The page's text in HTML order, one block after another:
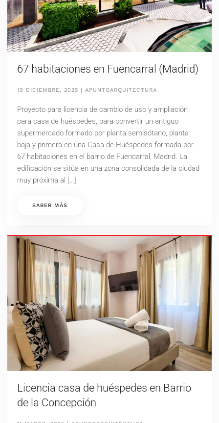
67 habitaciones en Fuencarral (Madrid)
19 DICIEMBRE, 2025 | APUNTOARQUITECTURA
Proyecto para licencia de cambio de uso y ampliación
para casa de huéspedes, para convertir un antiguo
supermercado formado por planta semisótano, planta
baja y primera en una Casa de Huéspedes formada por
67 habitaciones en el barrio de Fuencarral, Madrid. La
edificación se sitúa en una zona consolidada de la ciudad
muy próxima al […]
SABER MÁS
Licencia casa de huéspedes en Barrio
de la Concepción